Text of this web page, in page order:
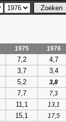
1975
1976
7,2 4,7
3,7 3,4
5,2
3,8
7,7
7,3
11,1
13,1
15,1
17,5